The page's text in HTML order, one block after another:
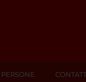
PERSONE